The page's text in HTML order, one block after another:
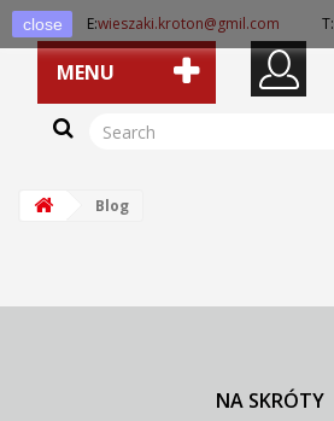
E:wieszaki.kroton@gmil.com T:
MENU
Blog
NA SKRÓTY
close